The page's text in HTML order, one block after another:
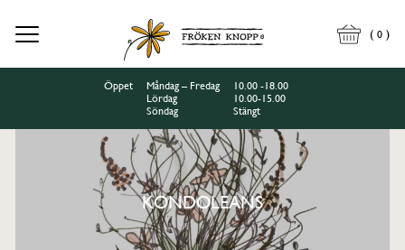
( 0 )
Öppet Måndag – Fredag
10.00 -18.00
Lördag
10.00-15.00
Söndag
Stängt
KONDOLEANS